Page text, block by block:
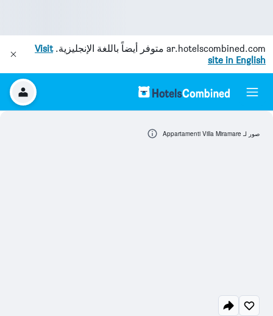
ar.hotelscombined.com متوفر أيضاً باللغة الإنجليزية.Visit
site in English
صور لـ Appartamenti Villa Miramare